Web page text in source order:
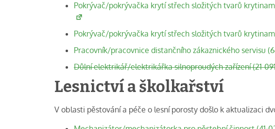
Pokrývač/pokrývačka krytí střech složitých tvarů
Pokrývač/pokrývačka krytí střech složitých tvarů
Pracovník/pracovnice distančního zákaznického servisu
Důlní elektrikář/elektrikářka silnoproudých zařízení (21-
Lesnictví a školkařství
V oblasti pěstování a péče o lesní porosty došlo k aktualizaci